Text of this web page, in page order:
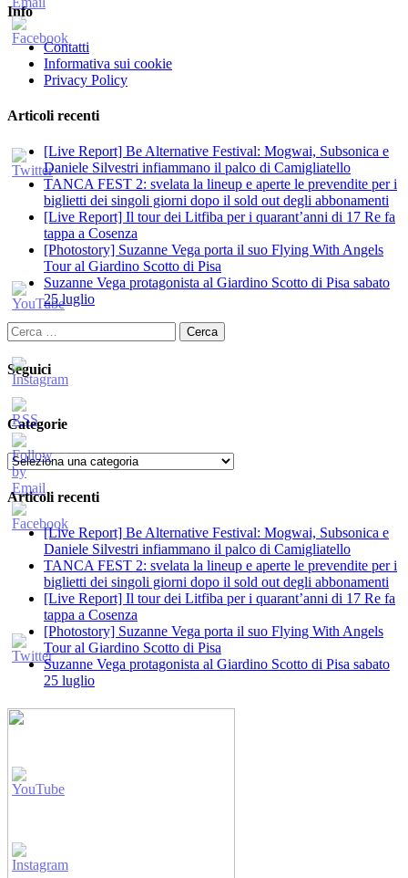
Info
Contatti
Informativa sui cookie
Privacy Policy
Articoli recenti
[Live Report] Be Alternative Festival: Mogwai, Subsonica e
Daniele Silvestri infiammano il palco di Camigliatello
TANCA FEST 2: svelata la lineup e aperte le prevendite per i
biglietti dei singoli giorni dopo il sold out degli abbonamenti
[Live Report] Il tour dei Litfiba per i quarant’anni di 17 Re fa
tappa a Cosenza
[Photostory] Suzanne Vega porta il suo Flying With Angels
Tour al Giardino Scotto di Pisa
Suzanne Vega protagonista al Giardino Scotto di Pisa sabato
25 luglio
Ricerca
per:
Seguici
Categorie
Categorie
Articoli recenti
[Live Report] Be Alternative Festival: Mogwai, Subsonica e
Daniele Silvestri infiammano il palco di Camigliatello
TANCA FEST 2: svelata la lineup e aperte le prevendite per i
biglietti dei singoli giorni dopo il sold out degli abbonamenti
[Live Report] Il tour dei Litfiba per i quarant’anni di 17 Re fa
tappa a Cosenza
[Photostory] Suzanne Vega porta il suo Flying With Angels
Tour al Giardino Scotto di Pisa
Suzanne Vega protagonista al Giardino Scotto di Pisa sabato
25 luglio